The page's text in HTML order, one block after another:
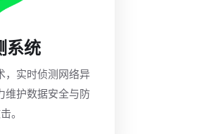
系统
，实时侦测网络异
维护数据安全与防
。